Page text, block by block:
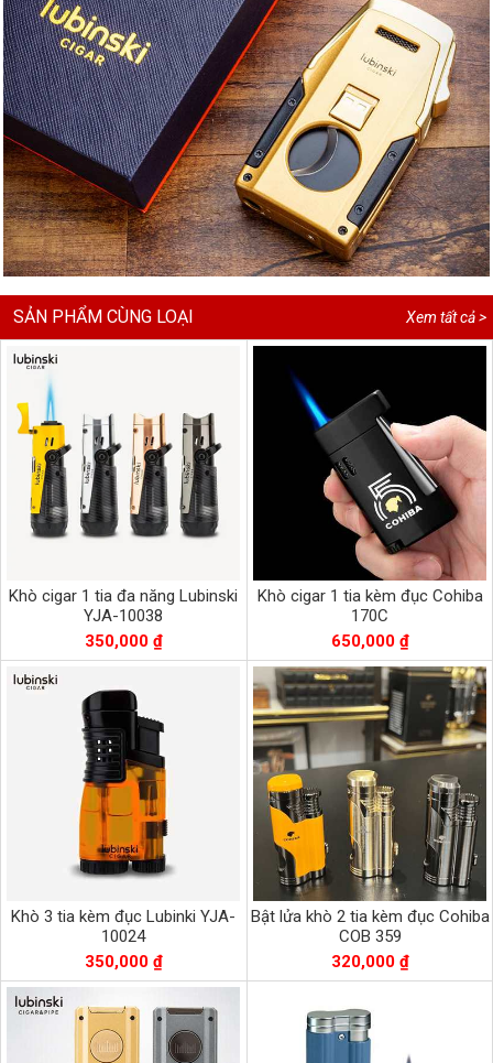
Xem tất cả >
SẢN PHẨM CÙNG LOẠI
Khò cigar 1 tia đa năng Lubinski
YJA-10038
350,000 ₫
Khò cigar 1 tia kèm đục Cohiba
170C
650,000 ₫
Khò 3 tia kèm đục Lubinki YJA-
10024
350,000 ₫
Bật lửa khò 2 tia kèm đục Cohiba
COB 359
320,000 ₫